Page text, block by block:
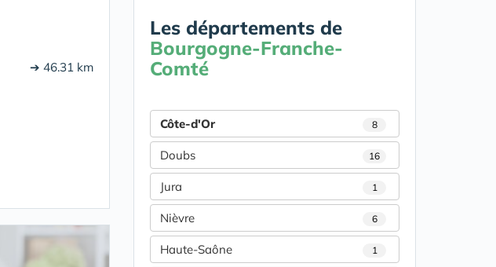
➔ 46.31 km
Les départements de
Bourgogne-Franche-
Comté
Côte-d'Or 8
Doubs 16
Jura 1
Nièvre 6
Haute-Saône 1